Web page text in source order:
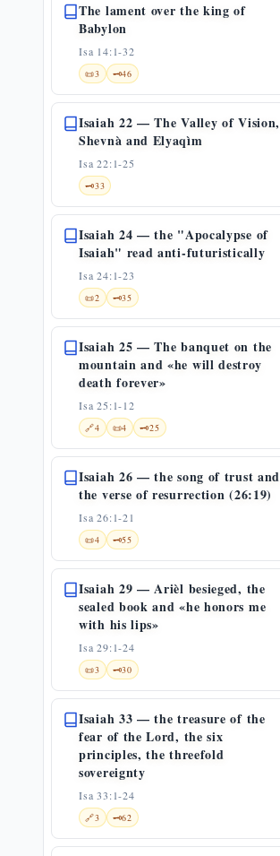
The lament over the king of
Babylon
Isa 14:1-32
📜3 🗝️46
Isaiah 22 — The Valley of Vision,
Shevnà and Elyaqìm
Isa 22:1-25
🗝️33
Isaiah 24 — the "Apocalypse of
Isaiah" read anti-futuristically
Isa 24:1-23
📜2 🗝️35
Isaiah 25 — The banquet on the
mountain and «he will destroy
death forever»
Isa 25:1-12
🔗4 📜4 🗝️25
Isaiah 26 — the song of trust and
the verse of resurrection (26:19)
Isa 26:1-21
📜4 🗝️55
Isaiah 29 — Arièl besieged, the
sealed book and «he honors me
with his lips»
Isa 29:1-24
📜3 🗝️30
Isaiah 33 — the treasure of the
fear of the Lord, the six
principles, the threefold
sovereignty
Isa 33:1-24
🔗3 🗝️62